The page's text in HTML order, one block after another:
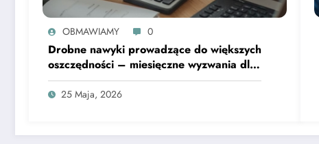
OBMAWIAMY 0
Drobne nawyki prowadzące do większych
oszczędności – miesięczne wyzwania dla
emerytów
25 Maja, 2026